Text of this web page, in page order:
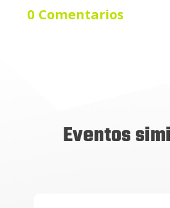
0 Comentarios
Eventos